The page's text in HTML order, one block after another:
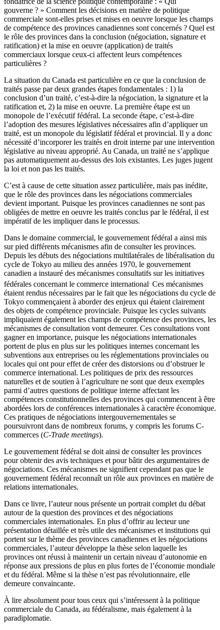
gouverne ? » Comment les décisions en matière de politique
commerciale sont-elles prises et mises en oeuvre lorsque les champs
de compétence des provinces canadiennes sont concernés ? Quel est
le rôle des provinces dans la conclusion (négociation, signature et
ratification) et la mise en oeuvre (application) de traités
commerciaux lorsque ceux-ci affectent leurs compétences
particulières ?
La situation du Canada est particulière en ce que la conclusion de
traités passe par deux grandes étapes fondamentales : 1) la
conclusion d’un traité, c’est-à-dire la négociation, la signature et la
ratification et, 2) la mise en oeuvre. La première étape est un
monopole de l’exécutif fédéral. La seconde étape, c’est-à-dire
l’adoption des mesures législatives nécessaires afin d’appliquer un
traité, est un monopole du législatif fédéral et provincial. Il y a donc
nécessité d’incorporer les traités en droit interne par une intervention
législative au niveau approprié. Au Canada, un traité ne s’applique
pas automatiquement au-dessus des lois existantes. Les juges jugent
la loi et non pas les traités.
C’est à cause de cette situation assez particulière, mais pas inédite,
que le rôle des provinces dans les négociations commerciales
devient important. Puisque les provinces canadiennes ne sont pas
obligées de mettre en oeuvre les traités conclus par le fédéral, il est
impératif de les impliquer dans le processus.
Dans le domaine commercial, le gouvernement fédéral a ainsi mis
sur pied différents mécanismes afin de consulter les provinces.
Depuis les débuts des négociations multilatérales de libéralisation du
cycle de Tokyo au milieu des années 1970, le gouvernement
canadien a instauré des mécanismes consultatifs sur les initiatives
fédérales concernant le commerce international Ces mécanismes
étaient rendus nécessaires par le fait que les négociations du cycle de
Tokyo commençaient à aborder des enjeux qui étaient clairement
des objets de compétence provinciale. Puisque les cycles suivants
impliquaient également les champs de compétence des provinces, les
mécanismes de consultation vont demeurer. Ces consultations vont
gagner en importance, puisque les négociations internationales
portent de plus en plus sur les politiques internes concernant les
subventions aux entreprises ou les réglementations provinciales ou
locales qui ont pour effet de créer des distorsions ou d’obstruer le
commerce international. Les politiques de prix des ressources
naturelles et de soutien à l’agriculture ne sont que deux exemples
parmi d’autres questions de politique interne affectant les
compétences constitutionnelles des provinces qui commencent à être
abordées lors de conférences internationales à caractère économique.
Ces pratiques de négociations intergouvernementales se
poursuivront dans de nombreux forums, y compris les forums C-
commerces (C-Trade meetings).
Le gouvernement fédéral se doit ainsi de consulter les provinces
pour obtenir des avis techniques et pour bâtir des argumentaires de
négociations. Ces mécanismes ne signifient cependant pas que le
gouvernement fédéral reconnaît un rôle aux provinces en matière de
relations internationales.
Dans ce livre, l’auteur nous présente un portrait complet du débat
autour de la question des provinces et des négociations
commerciales internationales. En plus d’offrir au lecteur une
présentation détaillée et très utile des mécanismes et institutions qui
portent sur le thème des provinces canadiennes et les négociations
commerciales, l’auteur développe la thèse selon laquelle les
provinces ont réussi à maintenir un certain niveau d’autonomie en
réponse aux pressions de plus en plus fortes de l’économie mondiale
et du fédéral. Même si la thèse n’est pas révolutionnaire, elle
demeure convaincante.
À lire absolument pour tous ceux qui s’intéressent à la politique
commerciale du Canada, au fédéralisme, mais également à la
paradiplomatie.